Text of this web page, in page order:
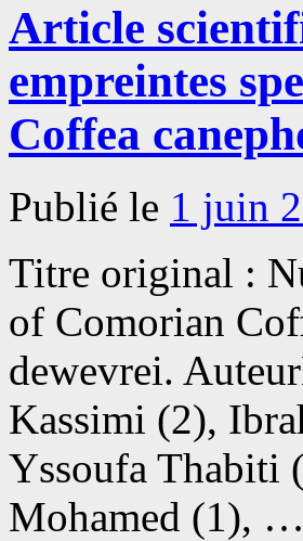
Article
empreintes
Coffea
Publié le 1 juin
Titre original :
of Comorian
dewevrei.
Kassimi (2),
Yssoufa Thabiti
Mohamed (1), …